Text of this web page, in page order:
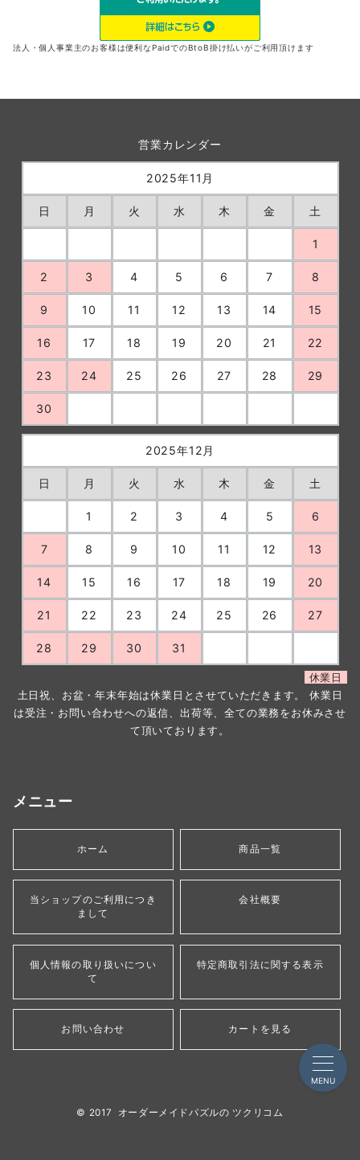
法人・個人事業主のお客様は便利なPaidでのBtoB掛け払いがご利用頂けます
営業カレンダー
2025年11月
日 月 火 水 木 金 土
1
2 3 4 5 6 7 8
9 10 11 12 13 14 15
16 17 18 19 20 21 22
23 24 25 26 27 28 29
30
2025年12月
日 月 火 水 木 金 土
1 2 3 4 5 6
7 8 9 10 11 12 13
14 15 16 17 18 19 20
21 22 23 24 25 26 27
28 29 30 31
休業日
土日祝、お盆・年末年始は休業日とさせていただきます。 休業日
は受注・お問い合わせへの返信、出荷等、全ての業務をお休みさせ
て頂いております。
メニュー
ホーム 商品一覧
当ショップのご利用につき
まして
会社概要
個人情報の取り扱いについ
て
特定商取引法に関する表示
お問い合わせ カートを見る
© 2017 オーダーメイドパズルの ツクリコム
MENU